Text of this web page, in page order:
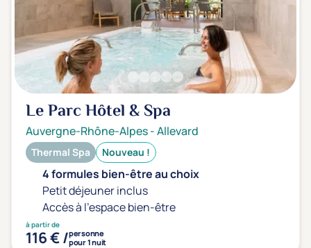
Soins sans hébergement
(0)
Offre séjour + vol inclus
Le Parc Hôtel & Spa
Auvergne-Rhône-Alpes-Allevard
Thermal Spa Nouveau !
4 formules bien-être au choix
Petit déjeuner inclus
Accès à l'espace bien-être
à partir de
116 € /personne
pour 1 nuit